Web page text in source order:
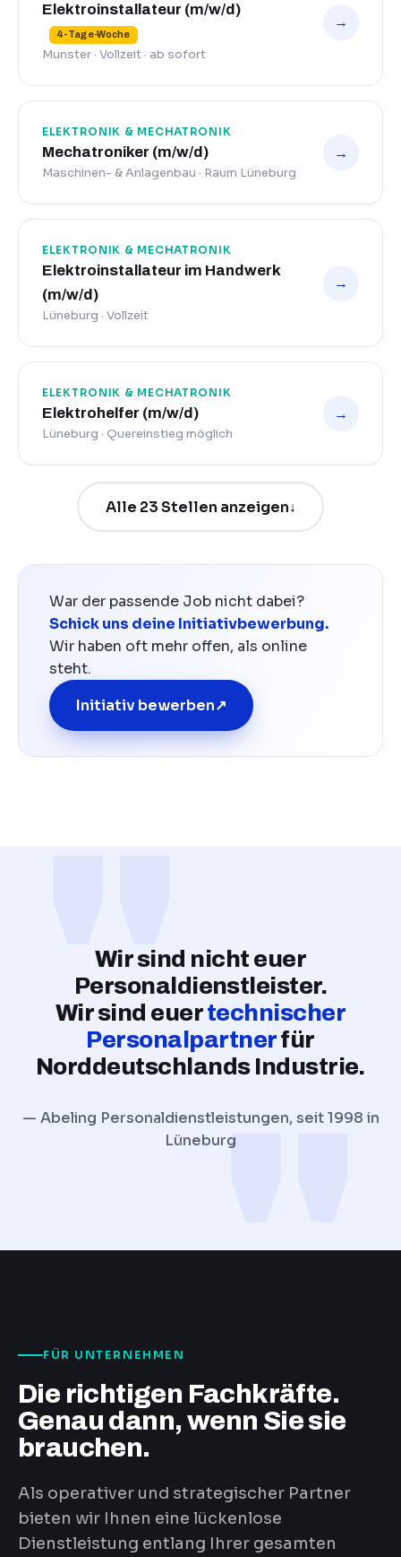
Elektroinstallateur (m/w/d)
4-Tage-Woche
Munster · Vollzeit · ab sofort
→
ELEKTRONIK & MECHATRONIK
Mechatroniker (m/w/d)
Maschinen- & Anlagenbau · Raum Lüneburg
→
ELEKTRONIK & MECHATRONIK
Elektroinstallateur im Handwerk
(m/w/d)
Lüneburg · Vollzeit
→
ELEKTRONIK & MECHATRONIK
Elektrohelfer (m/w/d)
Lüneburg · Quereinstieg möglich
→
Alle 23 Stellen anzeigen↓
War der passende Job nicht dabei?
Schick uns deine Initiativbewerbung.
Wir haben oft mehr offen, als online
steht.
Initiativ bewerben↗
Wir sind nicht euer
Personaldienstleister.
Wir sind euertechnischer
Personalpartnerfür
Norddeutschlands Industrie.
— Abeling Personaldienstleistungen, seit 1998 in
Lüneburg
FÜR UNTERNEHMEN
Die richtigen Fachkräfte.
Genau dann, wenn Sie sie
brauchen.
Als operativer und strategischer Partner
bieten wir Ihnen eine lückenlose
Dienstleistung entlang Ihrer gesamten